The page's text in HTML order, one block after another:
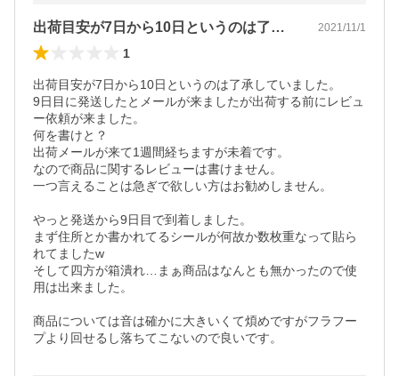
出荷目安が7日から10日というのは了承… 2021/11/1
1
出荷目安が7日から10日というのは了承していました。
9日目に発送したとメールが来ましたが出荷する前にレビュ
ー依頼が来ました。
何を書けと？
出荷メールが来て1週間経ちますが未着です。
なので商品に関するレビューは書けません。
一つ言えることは急ぎで欲しい方はお勧めしません。
やっと発送から9日目で到着しました。
まず住所とか書かれてるシールが何故か数枚重なって貼ら
れてましたw
そして四方が箱潰れ…まぁ商品はなんとも無かったので使
用は出来ました。
商品については音は確かに大きいくて煩めですがフラフー
プより回せるし落ちてこないので良いです。